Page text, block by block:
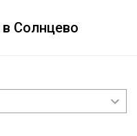
Солнцево